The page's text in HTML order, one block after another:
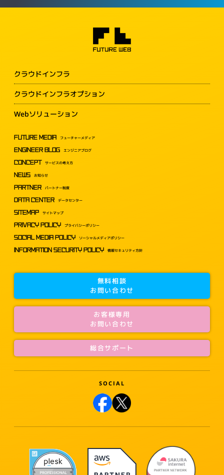
クラウドインフラ
クラウドインフラオプション
Webソリューション
FUTURE MEDIA フューチャーメディア
ENGINEER BLOG エンジニアブログ
CONCEPT サービスの考え方
NEWS お知らせ
PARTNER パートナー制度
DATA CENTER データセンター
SITEMAP サイトマップ
PRIVACY POLICY プライバシーポリシー
SOCIAL MEDIA POLICY ソーシャルメディアポリシー
INFORMATION SECURITY POLICY 情報セキュリティ方針
無料相談
お問い合わせ
お客様専用
お問い合わせ
総合サポート